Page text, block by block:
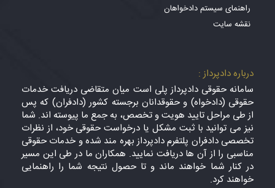
راهنمای سیستم دادخواهان
نقشه سایت
درباره دادپرداز :
سامانه حقوقی دادپرداز پلی است میان متقاضی دریافت خدمات
حقوقی (دادخواه) و حقوقدانان برجسته کشور (دادفران) که پس
از طی مراحل تایید هویت و تخصص، به جمع ما پیوسته اند. شما
نیز می توانید با ثبت مشکل یا درخواست حقوقی خود، از نظرات
تخصصی دادفران پلتفرم دادپرداز بهره مند شده و خدمات حقوقی
مناسبی را از آن ها دریافت نمایید. همکاران ما در طی این مسیر
در کنار شما خواهند ماند و تا حصول نتیجه شما را راهنمایی
خواهند کرد.